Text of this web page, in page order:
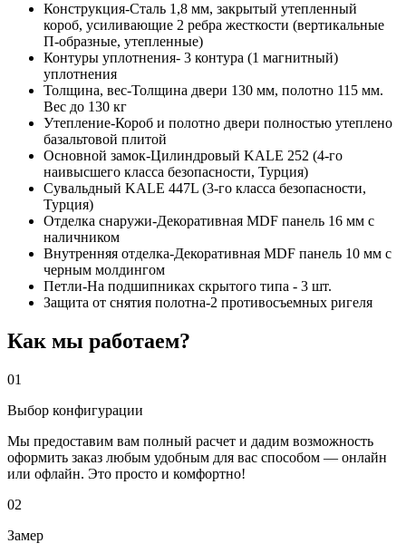
Конструкция-Сталь 1,8 мм, закрытый утепленный
короб, усиливающие 2 ребра жесткости (вертикальные
П-образные, утепленные)
Контуры уплотнения- 3 контура (1 магнитный)
уплотнения
Толщина, вес-Толщина двери 130 мм, полотно 115 мм.
Вес до 130 кг
Утепление-Короб и полотно двери полностью утеплено
базальтовой плитой
Основной замок-Цилиндровый KALE 252 (4-го
наивысшего класса безопасности, Турция)
Сувальдный KALE 447L (3-го класса безопасности,
Турция)
Отделка снаружи-Декоративная MDF панель 16 мм с
наличником
Внутренняя отделка-Декоративная MDF панель 10 мм с
черным молдингом
Петли-На подшипниках скрытого типа - 3 шт.
Защита от снятия полотна-2 противосъемных ригеля
Как мы работаем?
01
Выбор конфигурации
Мы предоставим вам полный расчет и дадим возможность
оформить заказ любым удобным для вас способом — онлайн
или офлайн. Это просто и комфортно!
02
Замер